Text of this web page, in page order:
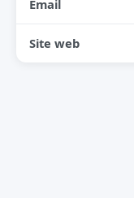
Email
Site web